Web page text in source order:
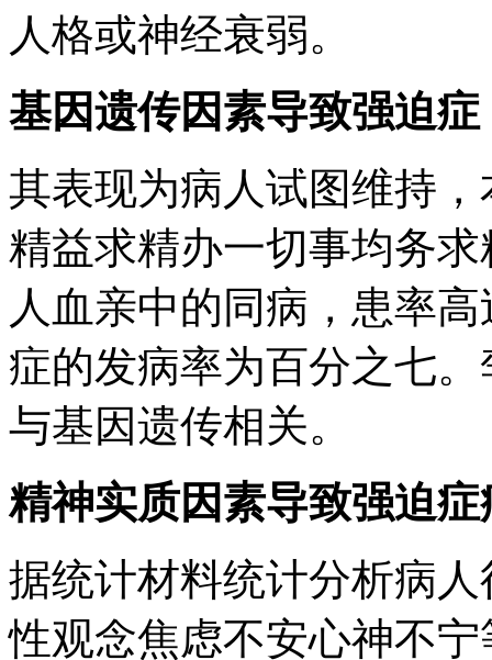
人格或神经衰弱。
基因遗传因素导致强迫症
其表现为病人试图维持
精益求精办一切事均务
人血亲中的同病，患率
症的发病率为百分之七
与基因遗传相关。
精神实质因素导致强迫
据统计材料统计分析病
性观念焦虑不安心神不